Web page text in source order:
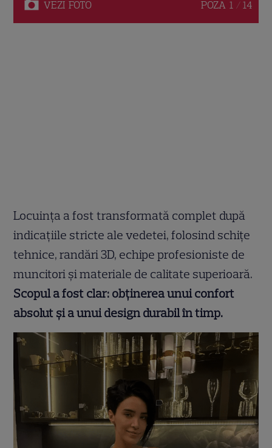
VEZI FOTO POZA 1 / 14
Locuința a fost transformată complet după
indicațiile stricte ale vedetei, folosind schițe
tehnice, randări 3D, echipe profesioniste de
muncitori și materiale de calitate superioară.
Scopul a fost clar: obținerea unui confort
absolut și a unui design durabil în timp.